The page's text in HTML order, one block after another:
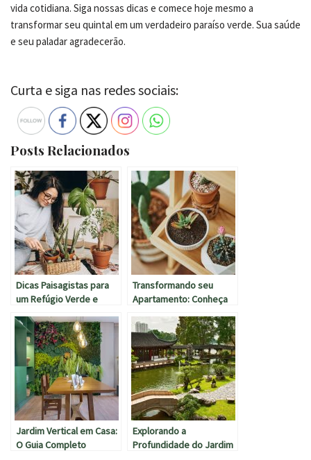
vida cotidiana. Siga nossas dicas e comece hoje mesmo a
transformar seu quintal em um verdadeiro paraíso verde. Sua saúde
e seu paladar agradecerão.
Curta e siga nas redes sociais:
Posts Relacionados
Dicas Paisagistas para
um Refúgio Verde e
Transformando seu
Apartamento: Conheça
Ambientes Internos
Jardim Vertical em Casa:
O Guia Completo
Explorando a
Profundidade do Jardim